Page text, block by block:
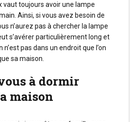
vaut toujours avoir une lampe
Ainsi, si vous avez besoin de
n’aurez pas à chercher la lampe
s’avérer particulièrement long et
n’est pas dans un endroit que l’on
sa maison.
à dormir
maison